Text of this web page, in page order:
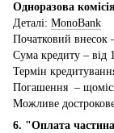
Одноразова
Деталі: MonoBank
Початковий внесок
Сума кредиту – від
Термін
Погашення –
Можливе
6. "Оплата